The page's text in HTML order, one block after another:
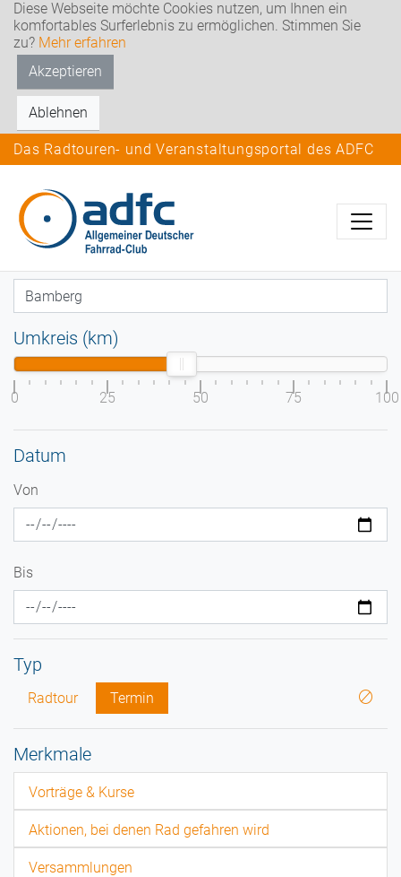
Diese Webseite möchte Cookies nutzen, um Ihnen ein
komfortables Surferlebnis zu ermöglichen. Stimmen Sie
zu? Mehr erfahren
Akzeptieren
Ablehnen
Das Radtouren- und Veranstaltungsportal des ADFC
Umkreis (km)
0 25 50 75 100
Datum
Von
Bis
Typ
Radtour Termin
Merkmale
Vorträge & Kurse
Aktionen, bei denen Rad gefahren wird
Versammlungen